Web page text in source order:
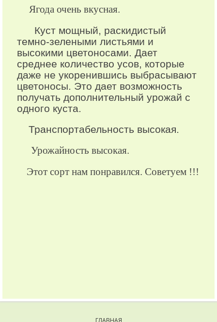
Ягода очень вкусная.
Куст мощный, раскидистый
темно-зелеными листьями и
высокими цветоносами. Дает
среднее количество усов, которые
даже не укоренившись выбрасывают
цветоносы. Это дает возможность
получать дополнительный урожай с
одного куста.
Транспортабельность высокая.
Урожайность высокая.
Этот сорт нам понравился. Советуем !!!
ГЛАВНАЯ